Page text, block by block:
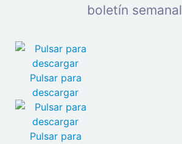
boletín semanal
Pulsar para
descargar
Pulsar para